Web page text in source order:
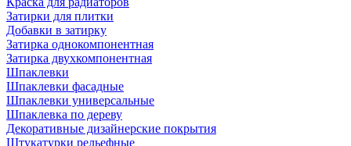
Затирки для плитки
Добавки в затирку
Затирка однокомпонентная
Затирка двухкомпонентная
Шпаклевки
Шпаклевки фасадные
Шпаклевки универсальные
Шпаклевка по дереву
Декоративные дизайнерские покрытия
Штукатурки рельефные